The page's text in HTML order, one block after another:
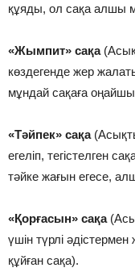
құяды, ол сақа алшы
«Жымпит» сақа
көздегенде жер
мұндай сақаға
«Тәйпек» сақа
егеліп, тегістелген
тәйке жағын егесе,
«Қорғасын» сақа
үшін түрлі
құйған сақа).